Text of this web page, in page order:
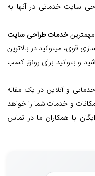
سایت خدماتی در آنها به
خدمات طراحی سایت
قوی، میتوانید در بالاترین
و بتوانید برای رونق کسب
و آنلاین در یک مقاله
و خدمات شما را خواهد
با همکاران ما در تماس